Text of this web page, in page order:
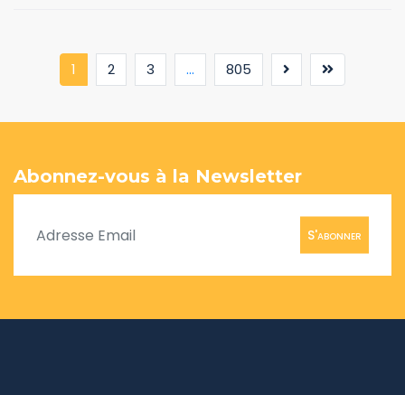
1 (current)
2 3 ... 805
Abonnez-vous à la Newsletter
S'abonner